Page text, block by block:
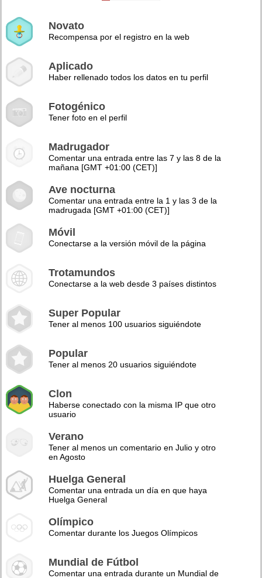
Novato
Recompensa por el registro en la web
Aplicado
Haber rellenado todos los datos en tu perfil
Fotogénico
Tener foto en el perfil
Madrugador
Comentar una entrada entre las 7 y las 8 de la
mañana [GMT +01:00 (CET)]
Ave nocturna
Comentar una entrada entre la 1 y las 3 de la
madrugada [GMT +01:00 (CET)]
Móvil
Conectarse a la versión móvil de la página
Trotamundos
Conectarse a la web desde 3 países distintos
Super Popular
Tener al menos 100 usuarios siguiéndote
Popular
Tener al menos 20 usuarios siguiéndote
Clon
Haberse conectado con la misma IP que otro
usuario
Verano
Tener al menos un comentario en Julio y otro
en Agosto
Huelga General
Comentar una entrada un día en que haya
Huelga General
Olímpico
Comentar durante los Juegos Olímpicos
Mundial de Fútbol
Comentar una entrada durante un Mundial de